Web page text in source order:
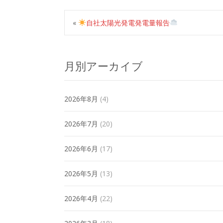
« 自社太陽光発電発電量報告
月別アーカイブ
2026年8月 (4)
2026年7月 (20)
2026年6月 (17)
2026年5月 (13)
2026年4月 (22)